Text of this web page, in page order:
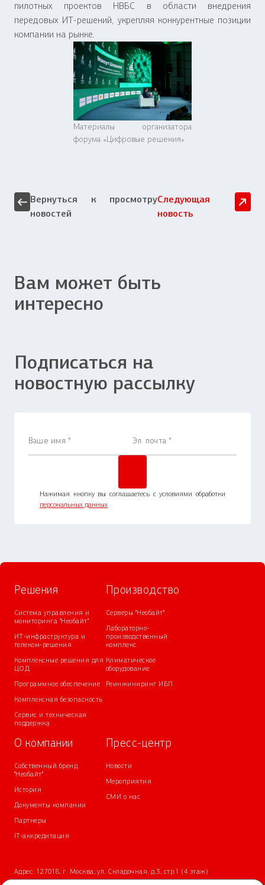
пилотных проектов НВБС в области внедрения
передовых ИТ-решений, укрепляя конкурентные позиции
компании на рынке.
Материалы организатора
форума «Цифровые решения»
Вернуться к просмотру
новостей
Следующая
новость
Вам может быть
интересно
Подписаться на
новостную рассылку
Нажимая кнопку вы соглашаетесь с условиями обработки
персональных данных
Решения
Система управления и
мониторинга "Необайт"
ИТ-инфраструктура и
телеком-решения
Комплексные решения для
ЦОД
Программное обеспечение
Комплексная безопасность
Сервис и техническая
поддержка
Производство
Серверы "Необайт"
Лабораторно-
производственный
комплекс
Климатическое
оборудование
Реинжиниринг ИБП
О компании
Собственный бренд
"Необайт"
История
Документы компании
Партнеры
IT-аккредитация
Пресс-центр
Новости
Мероприятия
СМИ о нас
Адрес: 127018, г. Москва, ул. Складочная, д.3, стр.1 (4 этаж)
Телефон:+7 (499) 700-05-05